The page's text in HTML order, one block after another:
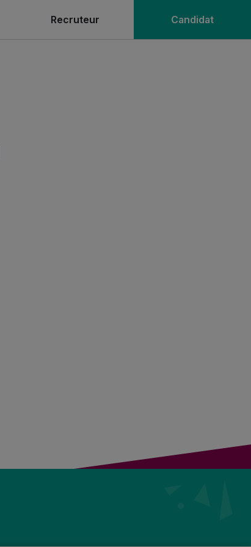
Recruteur Candidat